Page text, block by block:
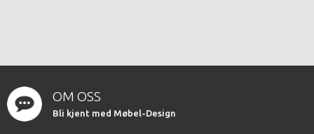
OM OSS
Bli kjent med Møbel-Design